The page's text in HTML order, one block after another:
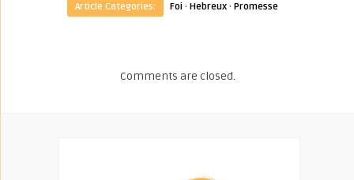
Article Categories:
Foi · Hebreux · Promesse
Comments are closed.